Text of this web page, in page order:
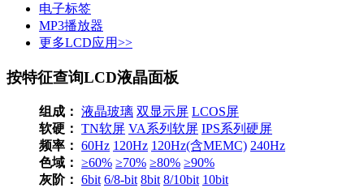
电子标签
MP3播放器
更多LCD应用>>
按特征查询LCD液晶面板
组成： 液晶玻璃 双显示屏 LCOS屏
软硬： TN软屏 VA系列软屏 IPS系列硬屏
频率： 60Hz 120Hz 120Hz(含MEMC) 240Hz
色域： ≥60% ≥70% ≥80% ≥90%
灰阶： 6bit 6/8-bit 8bit 8/10bit 10bit